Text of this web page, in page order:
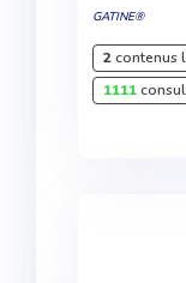
GATINE®
2contenus
1111